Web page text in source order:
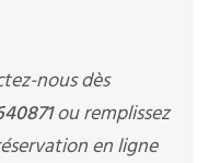
nous dès
ou remplissez
en ligne